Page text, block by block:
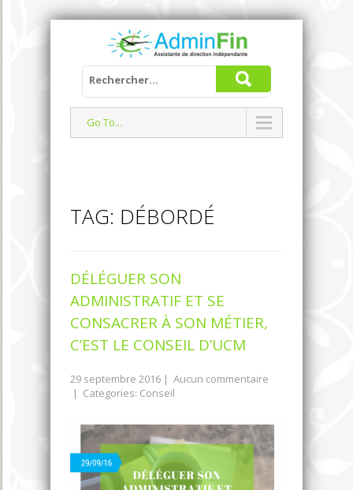
Go To...
TAG: DÉBORDÉ
DÉLÉGUER SON
ADMINISTRATIF ET SE
CONSACRER À SON MÉTIER,
C’EST LE CONSEIL D’UCM
29 septembre 2016 | Aucun commentaire
| Categories: Conseil